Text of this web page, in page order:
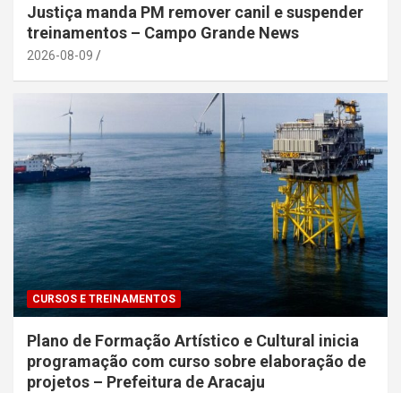
Justiça manda PM remover canil e suspender
treinamentos – Campo Grande News
2026-08-09
CURSOS E TREINAMENTOS
Plano de Formação Artístico e Cultural inicia
programação com curso sobre elaboração de
projetos – Prefeitura de Aracaju